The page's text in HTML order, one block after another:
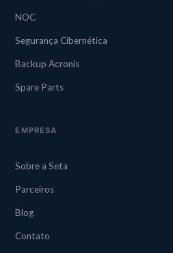
NOC
Segurança Cibernética
Backup Acronis
Spare Parts
EMPRESA
Sobre a Seta
Parceiros
Blog
Contato